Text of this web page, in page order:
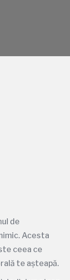
de
Acesta
ceea ce
te așteapă.